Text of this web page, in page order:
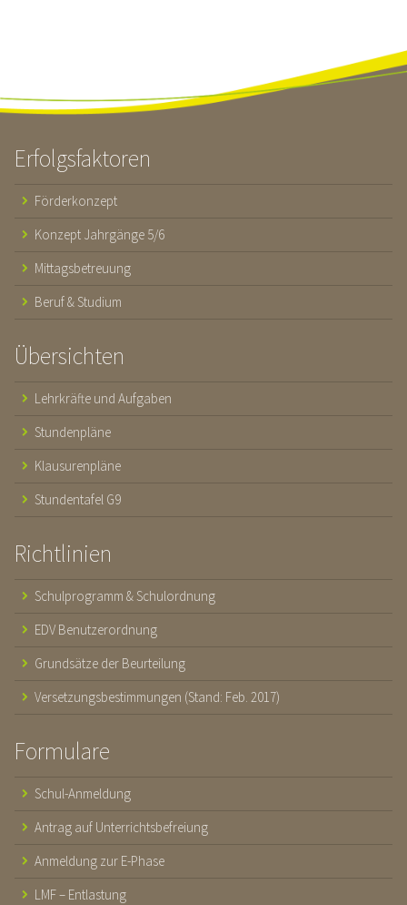
Erfolgsfaktoren
Förderkonzept
Konzept Jahrgänge 5/6
Mittagsbetreuung
Beruf & Studium
Übersichten
Lehrkräfte und Aufgaben
Stundenpläne
Klausurenpläne
Stundentafel G9
Richtlinien
Schulprogramm & Schulordnung
EDV Benutzerordnung
Grundsätze der Beurteilung
Versetzungsbestimmungen (Stand: Feb. 2017)
Formulare
Schul-Anmeldung
Antrag auf Unterrichtsbefreiung
Anmeldung zur E-Phase
LMF – Entlastung